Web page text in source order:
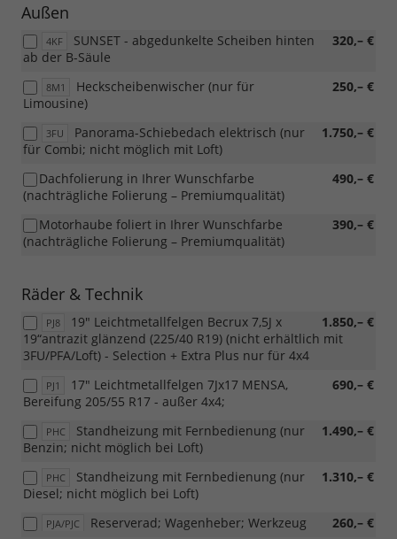
Außen
4KF 320,– €
SUNSET - abgedunkelte Scheiben hinten
ab der B-Säule
8M1 250,– €
Heckscheibenwischer (nur für
Limousine)
3FU 1.750,– €
Panorama-Schiebedach elektrisch (nur
für Combi; nicht möglich mit Loft)
490,– €
Dachfolierung in Ihrer Wunschfarbe
(nachträgliche Folierung – Premiumqualität)
390,– €
Motorhaube foliert in Ihrer Wunschfarbe
(nachträgliche Folierung – Premiumqualität)
Räder & Technik
PJ8 1.850,– €
19" Leichtmetallfelgen Becrux 7,5J x
19“antrazit glänzend (225/40 R19) (nicht erhältlich mit
3FU/PFA/Loft) - Selection + Extra Plus nur für 4x4
PJ1 690,– €
17" Leichtmetallfelgen 7Jx17 MENSA,
Bereifung 205/55 R17 - außer 4x4;
PHC 1.490,– €
Standheizung mit Fernbedienung (nur
Benzin; nicht möglich bei Loft)
PHC 1.310,– €
Standheizung mit Fernbedienung (nur
Diesel; nicht möglich bei Loft)
PJA/PJC 260,– €
Reserverad; Wagenheber; Werkzeug